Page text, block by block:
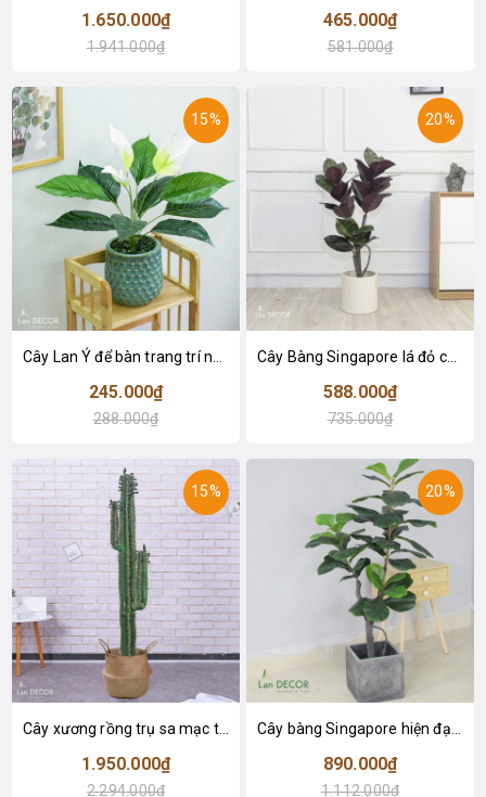
1.650.000₫
1.941.000₫
465.000₫
581.000₫
15%
245.000₫
288.000₫
20%
Cây Bàng Singapore lá đỏ cây giả trang trí Lan Decor (110cm) - LC2918-1
588.000₫
735.000₫
15%
Cây xương rồng trụ sa mạc trang trí loại 2 tay (155cm) - LC2912
1.950.000₫
2.294.000₫
20%
890.000₫
1.112.000₫